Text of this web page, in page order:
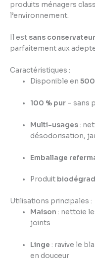
produits ménagers
l’environnement.
Il est sans
parfaitement aux
Caractéristiques :
Disponible en
100 % pur – sans
Multi-usages:
désodorisation,
Emballage
Produit
Utilisations principales :
Maison : nettoie
joints
Linge : ravive le
en douceur